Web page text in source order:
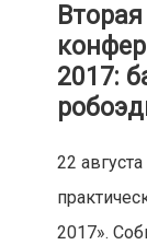
2017:
22
2017».